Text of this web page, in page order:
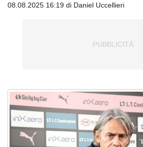
08.08.2025 16:19 di Daniel Uccellieri